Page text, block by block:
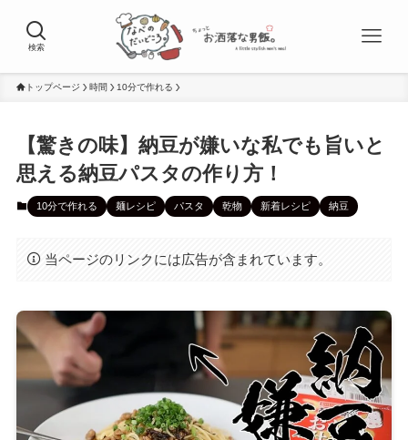
検索
トップページ 時間 10分で作れる
【驚きの味】納豆が嫌いな私でも旨いと
思える納豆パスタの作り方！
10分で作れる 麺レシピ パスタ 乾物 新着レシピ 納豆
当ページのリンクには広告が含まれています。